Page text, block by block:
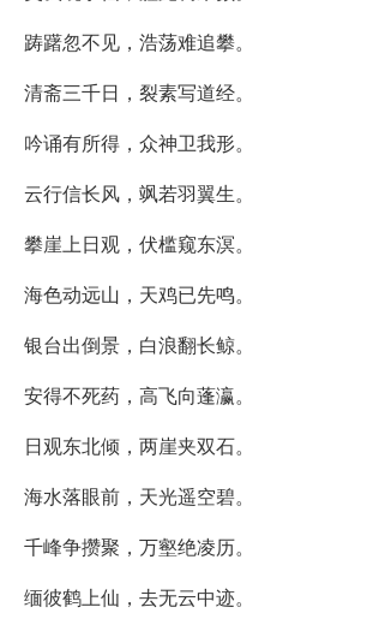
踌躇忽不见，浩荡难追攀。
清斋三千日，裂素写道经。
吟诵有所得，众神卫我形。
云行信长风，飒若羽翼生。
攀崖上日观，伏槛窥东溟。
海色动远山，天鸡已先鸣。
银台出倒景，白浪翻长鲸。
安得不死药，高飞向蓬瀛。
日观东北倾，两崖夹双石。
海水落眼前，天光遥空碧。
千峰争攒聚，万壑绝凌历。
缅彼鹤上仙，去无云中迹。